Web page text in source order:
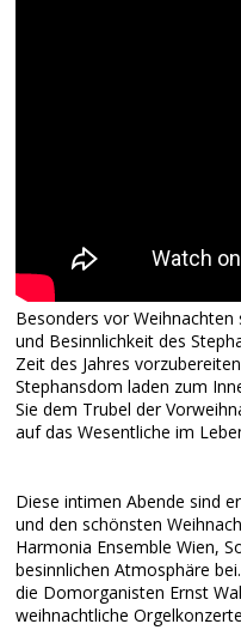
Besonders vor Weihnachten
und Besinnlichkeit des
Zeit des Jahres
Stephansdom laden zum
Sie dem Trubel der
auf das Wesentliche im
Diese intimen Abende sind
und den schönsten
Harmonia Ensemble Wien,
besinnlichen Atmosphäre
die Domorganisten Ernst
weihnachtliche